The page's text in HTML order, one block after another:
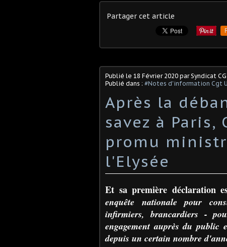
Partager cet article
Publié le 18 Février 2020 par Syndicat
Publié dans : #Notes d'information Cgt
Après la
savez à Paris,
promu
l'Elysée
Et sa première déclaration
enquête nationale pour
infirmiers, brancardiers -
engagement auprès du
depuis un certain nombre